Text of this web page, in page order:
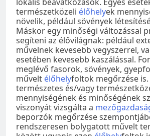
természetközeli élőhelyek
növelik, például sövények
Máskor egy minőségi változással
segíteni az élővilágnak: például
művelnek kevesebb vegyszerrel,
esetében kevesebb kaszálással.
meglévő fasorok, sövények,
művelt élőhelyfoltok megőrzése
természetes és/vagy
mennyiségének és minőségének
viszonyát vizsgálta a
beporzók megőrzése
rendszeresen bolygatott művelt